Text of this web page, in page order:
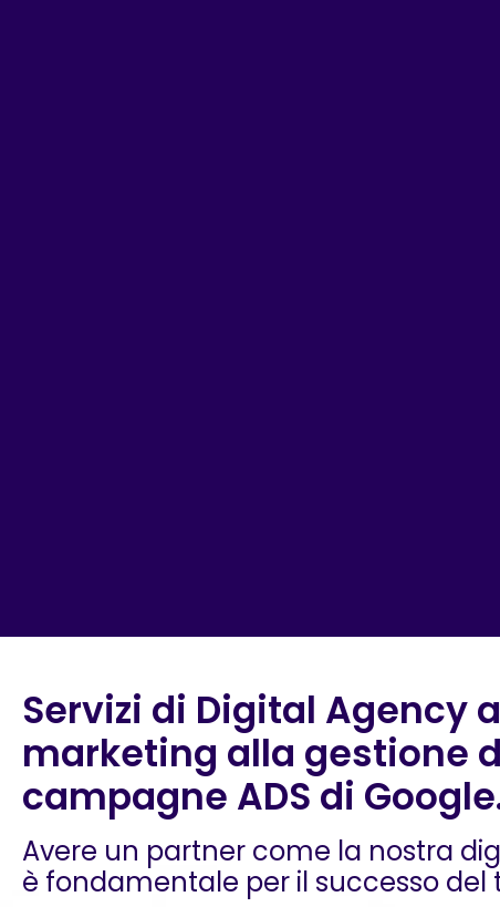
Servizi di Digital Agency
marketing alla gestione
campagne ADS di
Avere un partner come la nostra
è fondamentale per il successo del